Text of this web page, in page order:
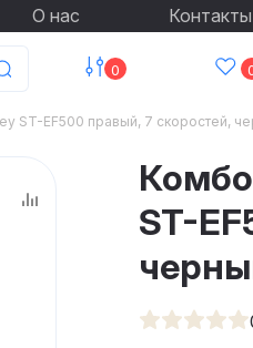
О нас Контакты
0
ST-EF500 правый, 7 скоростей,
ST-